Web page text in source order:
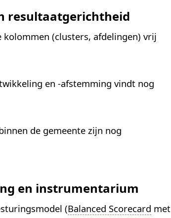
resultaatgerichtheid
(clusters, afdelingen) vrij
en -afstemming vindt nog
de gemeente zijn nog
en instrumentarium
(Balanced Scorecard met